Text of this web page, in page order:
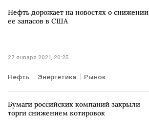
Нефть дорожает на новостях о снижении
ее запасов в США
27 января 2021, 20:25
Нефть Энергетика Рынок
Бумаги российских компаний закрыли
торги снижением котировок